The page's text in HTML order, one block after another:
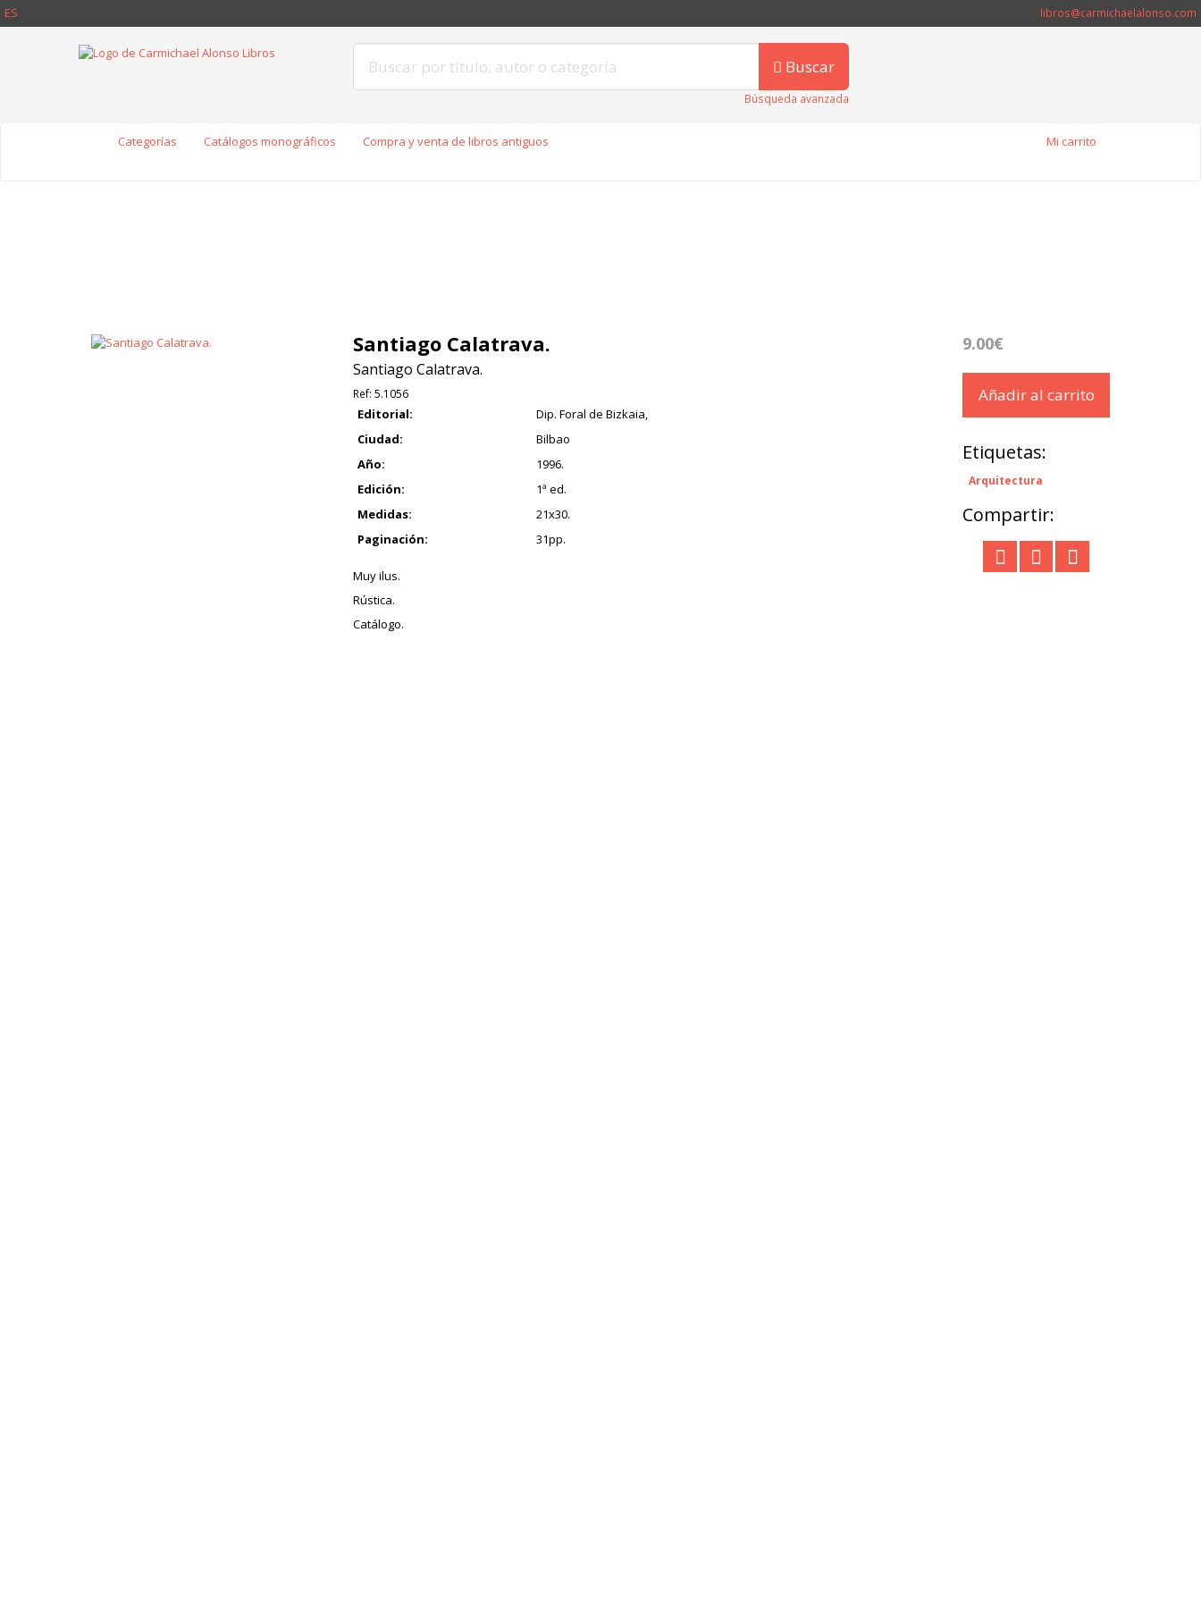
ES libros@carmichaelalonso.com
Buscar
Búsqueda avanzada
Categorías Catálogos monográficos Compra y venta de libros antiguos Mi carrito
Santiago Calatrava.
Santiago Calatrava.
Ref: 5.1056
Editorial:
Dip. Foral de Bizkaia,
Ciudad:
Bilbao
Año:
1996.
Edición:
1ª ed.
Medidas:
21x30.
Paginación:
31pp.
Muy ilus.
Rústica.
Catálogo.
9.00€
Añadir al carrito
Etiquetas:
Arquitectura
Compartir: